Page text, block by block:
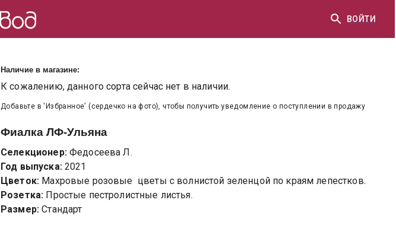
ВОЙТИ
Наличие в магазине:
К сожалению, данного сорта сейчас нет в наличии.
Добавьте в 'Избранное' (сердечко на фото), чтобы получить уведомление о поступлении в продажу
Фиалка ЛФ-Ульяна
Селекционер: Федосеева Л.
Год выпуска: 2021
Цветок: Махровые розовые цветы с волнистой зеленцой по краям лепестков.
Розетка: Простые пестролистные листья.
Размер: Стандарт